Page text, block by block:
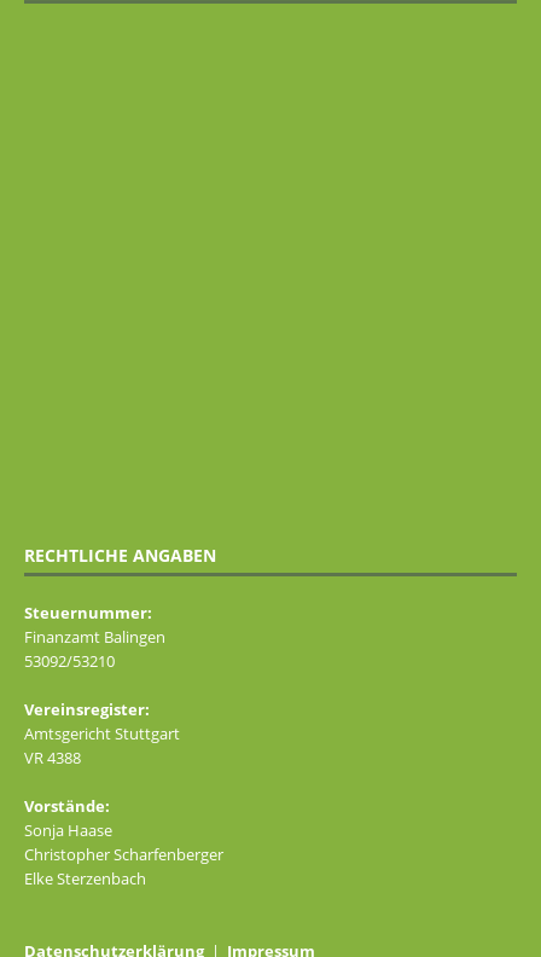
RECHTLICHE ANGABEN
Steuernummer:
Finanzamt Balingen
53092/53210
Vereinsregister:
Amtsgericht Stuttgart
VR 4388
Vorstände:
Sonja Haase
Christopher Scharfenberger
Elke Sterzenbach
Datenschutzerklärung| Impressum